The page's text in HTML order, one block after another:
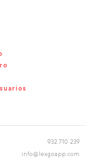
932 710 239
info@lexgoapp.com